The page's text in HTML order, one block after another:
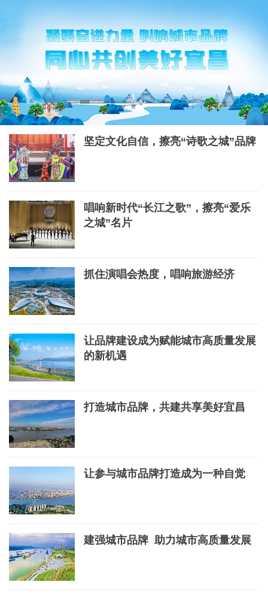
坚定文化自信，擦亮“诗歌之城”品牌
唱响新时代“长江之歌”，擦亮“爱乐
之城”名片
抓住演唱会热度，唱响旅游经济
让品牌建设成为赋能城市高质量发展
的新机遇
打造城市品牌，共建共享美好宜昌
让参与城市品牌打造成为一种自觉
建强城市品牌 助力城市高质量发展